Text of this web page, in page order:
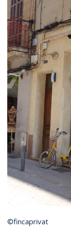
©fincaprivat